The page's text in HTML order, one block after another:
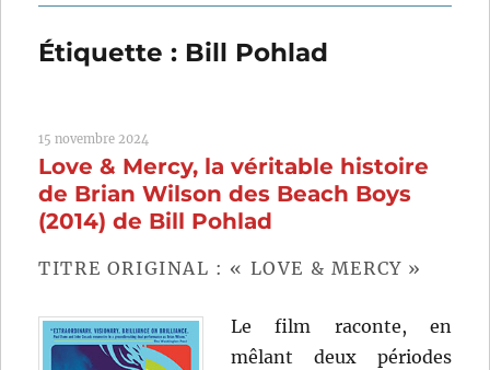
:
Étiquette : Bill Pohlad
15 novembre 2024
Love & Mercy, la véritable histoire
de Brian Wilson des Beach Boys
(2014) de Bill Pohlad
TITRE ORIGINAL : « LOVE & MERCY »
Le film raconte, en
mêlant deux périodes